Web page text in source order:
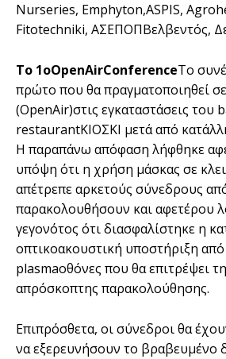
Nurseries, Emphyton,ASPIS,
Fitotechniki, ΑΣΕΠΟΠΒελβεντός,
Το 1οOpenAirConferenceΤο
πρώτο που θα πραγματοποιηθεί
(OpenAir)στις εγκαταστάσεις του
restaurantΚΙΟΣΚΙ μετά από
Η παραπάνω απόφαση λήφθηκε
υπόψη ότι η χρήση μάσκας σε
απέτρεπε αρκετούς σύνεδρους
παρακολουθήσουν και αφετέρου
γεγονότος ότι διασφαλίστηκε η
οπτικοακουστική υποστήριξη
plasmaοθόνες που θα επιτρέψει
απρόσκοπτης παρακολούθησης.
Επιπρόσθετα, οι σύνεδροι θα
να εξερευνήσουν το βραβευμένο